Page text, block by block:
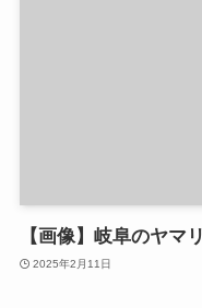
【画像】岐阜のヤマ
2025年2月11日